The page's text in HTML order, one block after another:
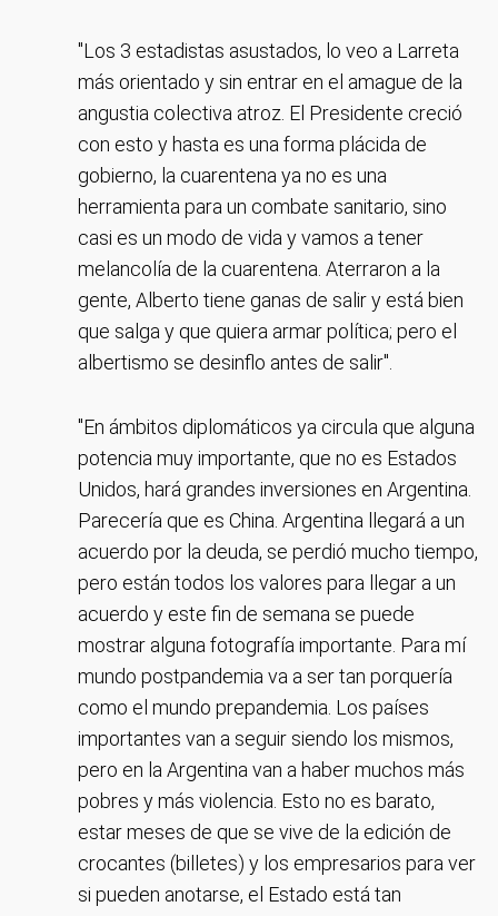
"Los 3 estadistas asustados, lo veo a Larreta
más orientado y sin entrar en el amague de la
angustia colectiva atroz. El Presidente creció
con esto y hasta es una forma plácida de
gobierno, la cuarentena ya no es una
herramienta para un combate sanitario, sino
casi es un modo de vida y vamos a tener
melancolía de la cuarentena. Aterraron a la
gente, Alberto tiene ganas de salir y está bien
que salga y que quiera armar política; pero el
albertismo se desinflo antes de salir".
"En ámbitos diplomáticos ya circula que alguna
potencia muy importante, que no es Estados
Unidos, hará grandes inversiones en Argentina.
Parecería que es China. Argentina llegará a un
acuerdo por la deuda, se perdió mucho tiempo,
pero están todos los valores para llegar a un
acuerdo y este fin de semana se puede
mostrar alguna fotografía importante. Para mí
mundo postpandemia va a ser tan porquería
como el mundo prepandemia. Los países
importantes van a seguir siendo los mismos,
pero en la Argentina van a haber muchos más
pobres y más violencia. Esto no es barato,
estar meses de que se vive de la edición de
crocantes (billetes) y los empresarios para ver
si pueden anotarse, el Estado está tan